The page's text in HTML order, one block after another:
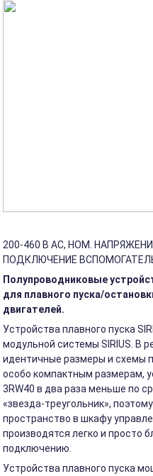
200-460 В АС, НОМ.
ПОДКЛЮЧЕНИЕ
Полупроводниковые
для плавного пуска/
двигателей.
Устройства плавного пуска
модульной системы SIRIUS. В
идентичные размеры и схемы
особо компактным размерам,
3RW40 в два раза меньше по
«звезда-треугольник»,
пространство в шкафу
производятся легко и просто
подключению.
Устройства плавного пуска